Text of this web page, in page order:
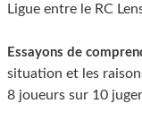
Ligue entre le RC
Essayons de
situation et les
8 joueurs sur 10